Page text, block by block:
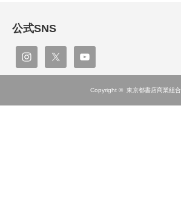
公式SNS
Copyright © 東京都書店商業組合